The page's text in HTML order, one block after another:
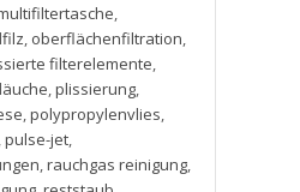
,
, oberflächenfiltration,
filterelemente,
,plissierung,
,polypropylenvlies,
,pulse-jet,
,rauchgas reinigung,